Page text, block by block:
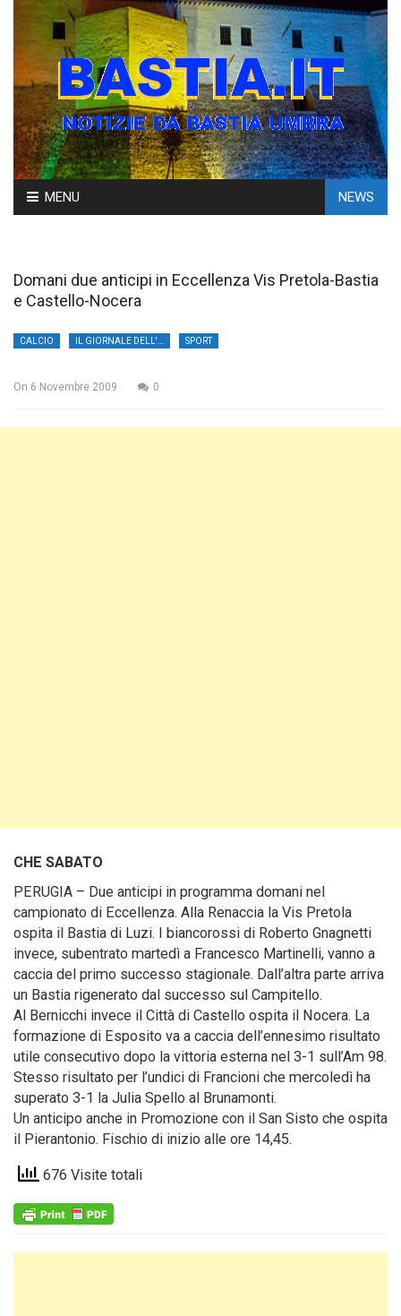
Skip
to
MENU NEWS
Domani due anticipi in Eccellenza Vis Pretola-Bastia
e Castello-Nocera
CALCIO SPORT
On 6 Novembre 2009 0
CHE SABATO
PERUGIA – Due anticipi in programma domani nel
campionato di Eccellenza. Alla Renaccia la Vis Pretola
ospita il Bastia di Luzi. I biancorossi di Roberto Gnagnetti
invece, subentrato martedì a Francesco Martinelli, vanno a
caccia del primo successo stagionale. Dall’altra parte arriva
un Bastia rigenerato dal successo sul Campitello.
Al Bernicchi invece il Città di Castello ospita il Nocera. La
formazione di Esposito va a caccia dell’ennesimo risultato
utile consecutivo dopo la vittoria esterna nel 3-1 sull’Am 98.
Stesso risultato per l’undici di Francioni che mercoledì ha
superato 3-1 la Julia Spello al Brunamonti.
Un anticipo anche in Promozione con il San Sisto che ospita
il Pierantonio. Fischio di inizio alle ore 14,45.
676 Visite totali